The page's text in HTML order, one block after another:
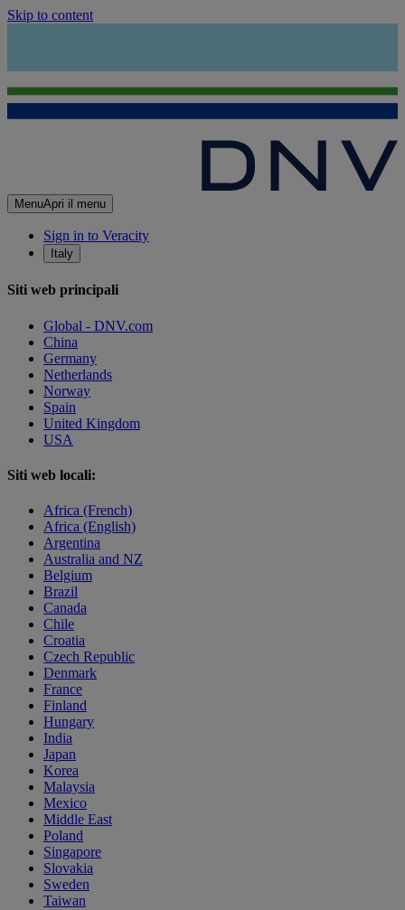
Skip to content
MenuApri il menu
Sign in to Veracity
Italy
Siti web principali
Global - DNV.com
China
Germany
Netherlands
Norway
Spain
United Kingdom
USA
Siti web locali:
Africa (French)
Africa (English)
Argentina
Australia and NZ
Belgium
Brazil
Canada
Chile
Croatia
Czech Republic
Denmark
France
Finland
Hungary
India
Japan
Korea
Malaysia
Mexico
Middle East
Poland
Singapore
Slovakia
Sweden
Taiwan